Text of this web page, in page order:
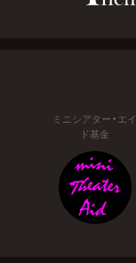
ミニシアター・エイ
ド基金